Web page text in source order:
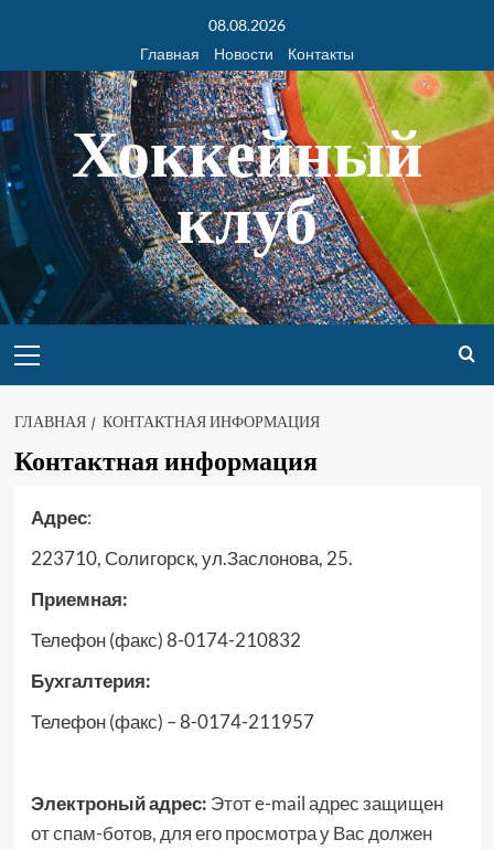
08.08.2026
Главная
Новости Контакты
Хоккейный
клуб
ГЛАВНАЯ КОНТАКТНАЯ ИНФОРМАЦИЯ
Контактная информация
Адрес:
223710, Солигорск, ул.Заслонова, 25.
Приемная:
Телефон (факс) 8-0174-210832
Бухгалтерия:
Телефон (факс) – 8-0174-211957
Электроный адрес: Этот e-mail адрес защищен
от спам-ботов, для его просмотра у Вас должен